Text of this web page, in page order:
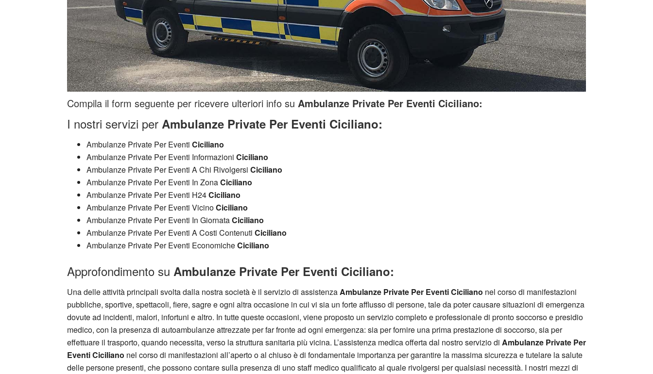
Compila il form seguente per ricevere ulteriori info su Ambulanze Private Per Eventi Ciciliano:
I nostri servizi per Ambulanze Private Per Eventi Ciciliano:
Ambulanze Private Per Eventi Ciciliano
Ambulanze Private Per Eventi Informazioni Ciciliano
Ambulanze Private Per Eventi A Chi Rivolgersi Ciciliano
Ambulanze Private Per Eventi In ZonaCiciliano
Ambulanze Private Per Eventi H24Ciciliano
Ambulanze Private Per Eventi VicinoCiciliano
Ambulanze Private Per Eventi In GiornataCiciliano
Ambulanze Private Per Eventi A Costi Contenuti Ciciliano
Ambulanze Private Per Eventi EconomicheCiciliano
Approfondimento su Ambulanze Private Per Eventi Ciciliano:
Una delle attività principali svolta dalla nostra società è il servizio di assistenzaAmbulanze Private Per Eventi Ciciliano nel corso di manifestazioni
pubbliche, sportive, spettacoli, fiere, sagre e ogni altra occasione in cui vi sia un forte afflusso di persone, tale da poter causare situazioni di emergenza
dovute ad incidenti, malori, infortuni e altro. In tutte queste occasioni, viene proposto un servizio completo e professionale di pronto soccorso e presidio
medico, con la presenza di autoambulanze attrezzate per far fronte ad ogni emergenza: sia per fornire una prima prestazione di soccorso, sia per
effettuare il trasporto, quando necessita, verso la struttura sanitaria più vicina. L’assistenza medica offerta dal nostro servizio di Ambulanze Private Per
Eventi Ciciliano nel corso di manifestazioni all’aperto o al chiuso è di fondamentale importanza per garantire la massima sicurezza e tutelare la salute
delle persone presenti, che possono contare sulla presenza di uno staff medico qualificato al quale rivolgersi per qualsiasi necessità. I nostri mezzi di